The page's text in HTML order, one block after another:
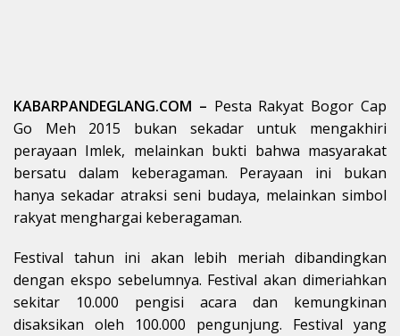
KABARPANDEGLANG.COM – Pesta Rakyat Bogor Cap
Go Meh 2015 bukan sekadar untuk mengakhiri
perayaan Imlek, melainkan bukti bahwa masyarakat
bersatu dalam keberagaman. Perayaan ini bukan
hanya sekadar atraksi seni budaya, melainkan simbol
rakyat menghargai keberagaman.
Festival tahun ini akan lebih meriah dibandingkan
dengan ekspo sebelumnya. Festival akan dimeriahkan
sekitar 10.000 pengisi acara dan kemungkinan
disaksikan oleh 100.000 pengunjung. Festival yang